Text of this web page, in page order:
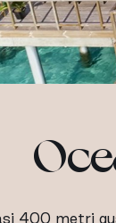
400 metri